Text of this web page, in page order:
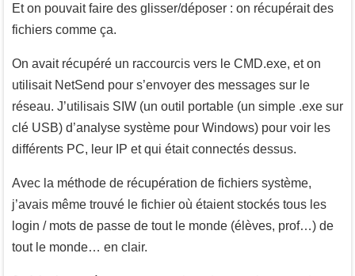
Et on pouvait faire des glisser/déposer : on récupérait des
fichiers comme ça.
On avait récupéré un raccourcis vers le CMD.exe, et on
utilisait NetSend pour s’envoyer des messages sur le
réseau. J’utilisais SIW (un outil portable (un simple .exe sur
clé USB) d’analyse système pour Windows) pour voir les
différents PC, leur IP et qui était connectés dessus.
Avec la méthode de récupération de fichiers système,
j’avais même trouvé le fichier où étaient stockés tous les
login / mots de passe de tout le monde (élèves, prof…) de
tout le monde… en clair.